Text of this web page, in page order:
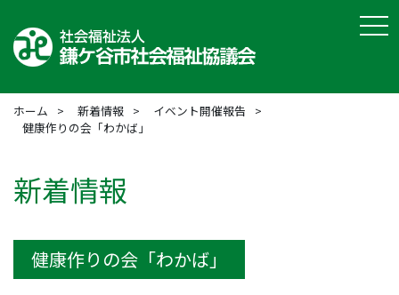
ホーム 新着情報
イベント開催報告
健康作りの会「わかば」
新着情報
健康作りの会「わかば」